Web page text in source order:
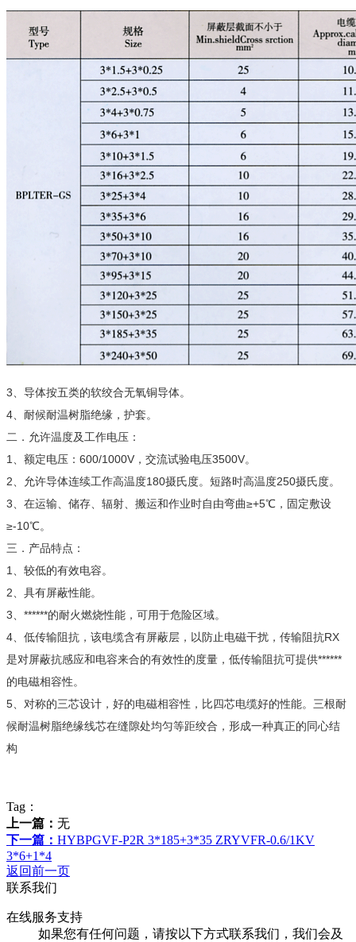
3、导体按五类的软绞合无氧铜导体。
4、耐候耐温树脂绝缘，护套。
二．允许温度及工作电压：
1、额定电压：600/1000V，交流试验电压3500V。
2、允许导体连续工作高温度180摄氏度。短路时高温度250摄氏度。
3、在运输、储存、辐射、搬运和作业时自由弯曲≥+5℃，固定敷设
≥-10℃。
三．产品特点：
1、较低的有效电容。
2、具有屏蔽性能。
3、******的耐火燃烧性能，可用于危险区域。
4、低传输阻抗，该电缆含有屏蔽层，以防止电磁干扰，传输阻抗RX
是对屏蔽抗感应和电容来合的有效性的度量，低传输阻抗可提供******
的电磁相容性。
5、对称的三芯设计，好的电磁相容性，比四芯电缆好的性能。三根耐
候耐温树脂绝缘线芯在缝隙处均匀等距绞合，形成一种真正的同心结
构
Tag：
上一篇： 无
下一篇： HYBPGVF-P2R 3*185+3*35 ZRYVFR-0.6/1KV
3*6+1*4
返回前一页
联系我们
在线服务支持
如果您有任何问题，请按以下方式联系我们，我们会及